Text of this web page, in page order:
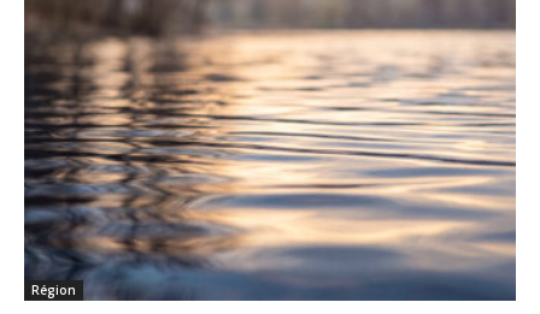
Région